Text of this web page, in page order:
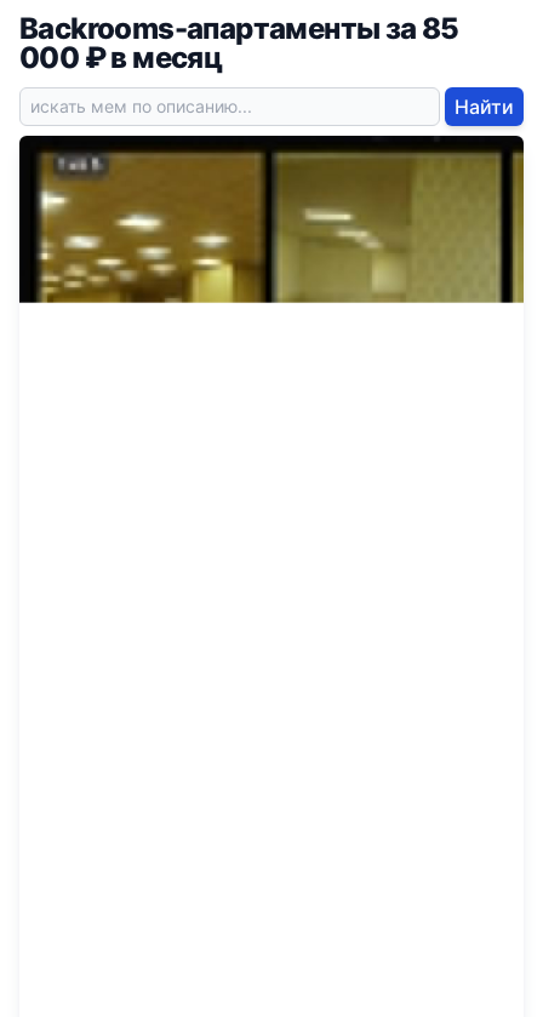
Backrooms-апартаменты за 85
000 ₽ в месяц
Найти